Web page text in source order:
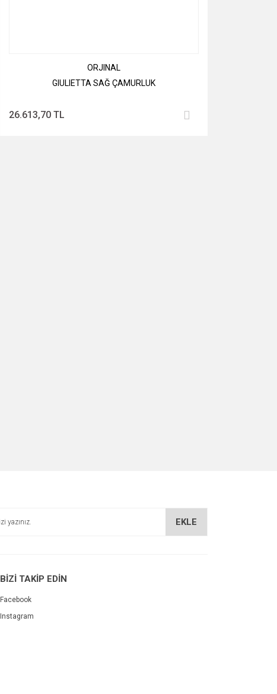
ORJINAL
GIULIETTA SAĞ ÇAMURLUK
26.613,70 TL
EKLE
BİZİ TAKİP EDİN
Facebook
Instagram